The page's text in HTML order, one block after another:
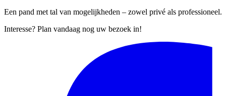
Een pand met tal van mogelijkheden – zowel privé als professioneel.
Interesse? Plan vandaag nog uw bezoek in!